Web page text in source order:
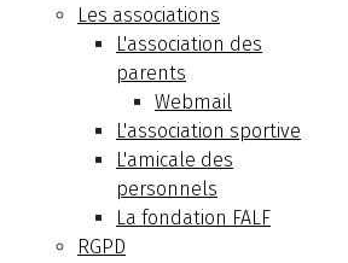
Les associations
L'association des
parents
Webmail
L'association sportive
L'amicale des
personnels
La fondation FALF
RGPD